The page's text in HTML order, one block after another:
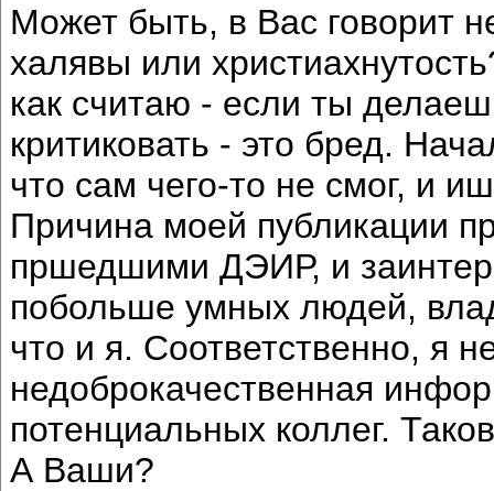
Может быть, в Вас говорит
халявы или
как считаю - если ты
критиковать - это бред.
что сам чего-то не смог, и
Причина моей публикации
пршедшими ДЭИР, и
побольше умных людей,
что и я. Соответственно, я
недоброкачественная
потенциальных коллег.
А Ваши?